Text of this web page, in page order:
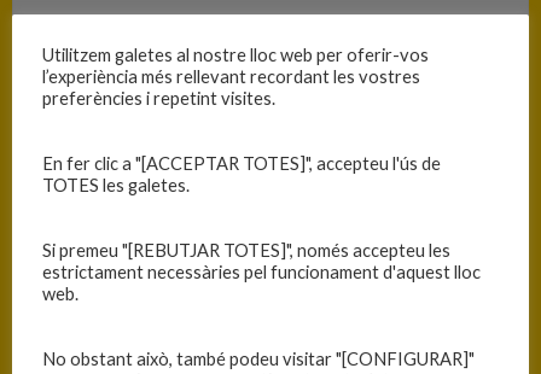
Utilitzem galetes al nostre lloc web per oferir-vos
l’experiència més rellevant recordant les vostres
preferències i repetint visites.
En fer clic a "[ACCEPTAR TOTES]", accepteu l'ús de
TOTES les galetes.
Si premeu "[REBUTJAR TOTES]", només accepteu les
estrictament necessàries pel funcionament d'aquest lloc
web.
No obstant això, també podeu visitar "[CONFIGURAR]"